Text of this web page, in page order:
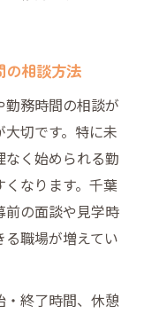
の相談方法
務時間の相談が
切です。特に未
く始められる勤
なります。千葉
前の面談や見学時
職場が増えてい
終了時間、休憩